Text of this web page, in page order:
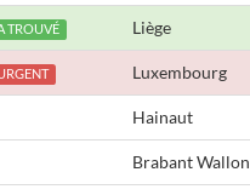
TROUVÉ Liège
Luxembourg
Hainaut
Brabant Wallon